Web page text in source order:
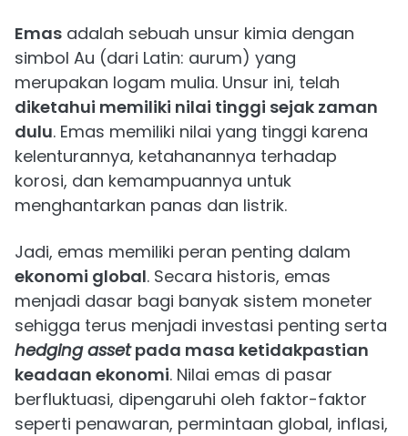
Emas adalah sebuah unsur kimia dengan
simbol Au (dari Latin: aurum) yang
merupakan logam mulia. Unsur ini, telah
diketahui memiliki nilai tinggi sejak zaman
dulu. Emas memiliki nilai yang tinggi karena
kelenturannya, ketahanannya terhadap
korosi, dan kemampuannya untuk
menghantarkan panas dan listrik.
Jadi, emas memiliki peran penting dalam
ekonomi global. Secara historis, emas
menjadi dasar bagi banyak sistem moneter
sehigga terus menjadi investasi penting serta
hedging assetpada masa ketidakpastian
keadaan ekonomi. Nilai emas di pasar
berfluktuasi, dipengaruhi oleh faktor-faktor
seperti penawaran, permintaan global, inflasi,